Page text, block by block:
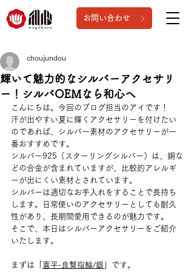
お問い合わせ
輝いて魅力的なシルバーアクセサリ
ー！シルバOEMなら和心へ
choujundou
こんにちは。今回のブログ担当のアイです！
汗が出やすい夏に輝くアクセサリーを付けたい
のであれば、シルバー素材のアクセサリーが一
番おすすめです。
シルバー925（スターリングシルバー）は、銅な
どの合金が含まれていますが、比較的アレルギ
ーが出にくい素材とされています。
シルバーは適切なお手入れをすることで長持ち
します。日常使いのアクセサリーとしても耐久
性があり、長期間愛用できるのが魅力です。
そこで、本日はシルバーアクセサリーをご紹介
いたします。
まずは「 喜平-良繋指輪/銀 」です。